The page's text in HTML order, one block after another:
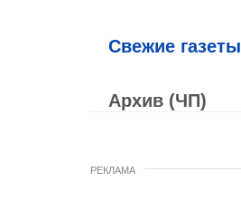
Свежие газеты
Архив (ЧП)
РЕКЛАМА